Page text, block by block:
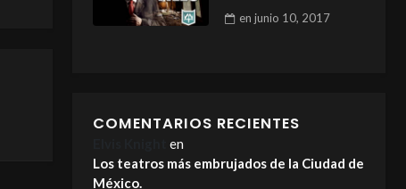
enjunio 10, 2017
COMENTARIOS RECIENTES
en
Los teatros más embrujados de la Ciudad de
México.